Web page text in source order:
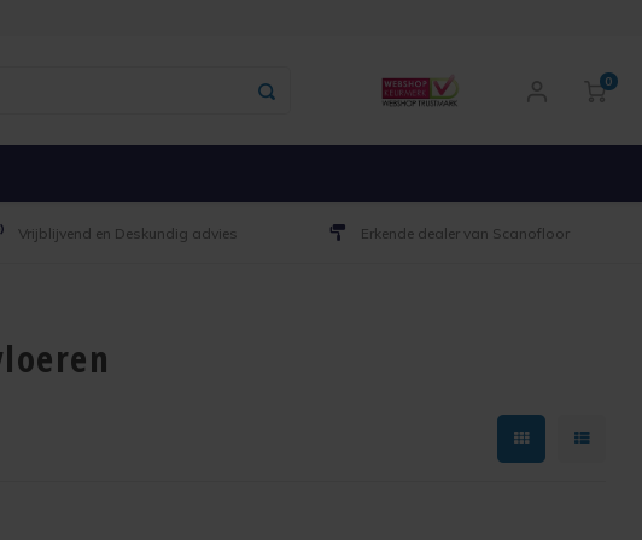
0
Vrijblijvend en Deskundig advies Erkende dealer van Scanofloor